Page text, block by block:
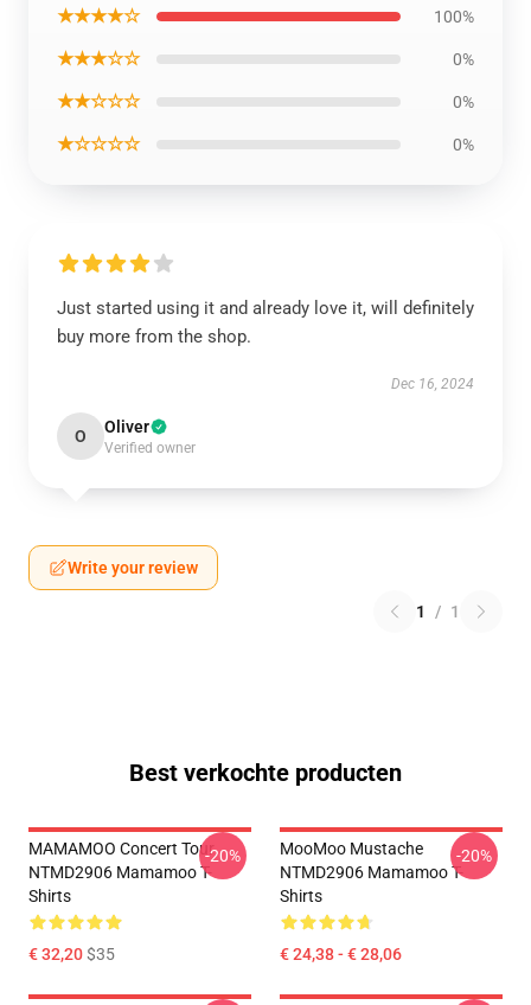
★★★★☆ 100%
★★★☆☆ 0%
★★☆☆☆ 0%
★☆☆☆☆ 0%
Just started using it and already love it, will definitely
buy more from the shop.
Dec 16, 2024
O Oliver
Verified owner
Write your review
1 / 1
Best verkochte producten
MAMAMOO Concert Tour
NTMD2906 Mamamoo T-
Shirts
€ 32,20$35
-20%
MooMoo Mustache
NTMD2906 Mamamoo T-
Shirts
€ 24,38 - € 28,06
-20%